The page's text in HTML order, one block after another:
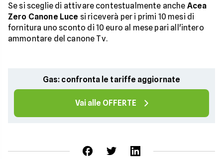
Se si sceglie di attivare contestualmente anche Acea
Zero Canone Luce si riceverà per i primi 10 mesi di
fornitura uno sconto di 10 euro al mese pari all'intero
ammontare del canone Tv.
Gas: confronta le tariffe aggiornate
Vai alle OFFERTE